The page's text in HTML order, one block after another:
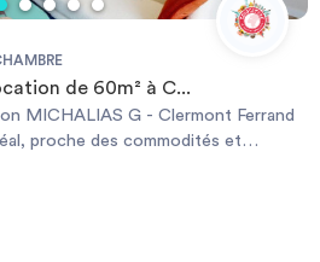
de 60m² à C...
proche des commodités et
en centre-ville, rue Michalias
: non communiquée •
refait à neuf en 2022 – meublé •